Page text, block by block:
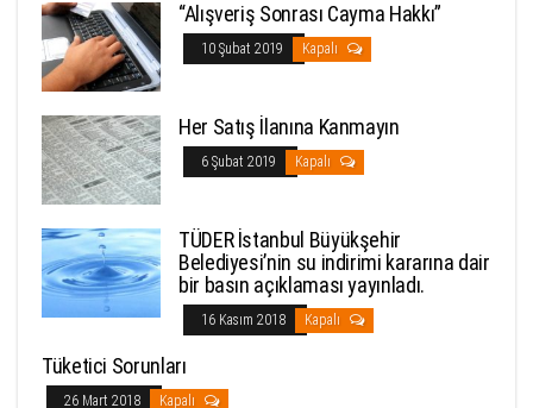
“Alışveriş Sonrası Cayma Hakkı”
10 Şubat 2019 Kapalı
Her Satış İlanına Kanmayın
6 Şubat 2019 Kapalı
TÜDER İstanbul Büyükşehir
Belediyesi’nin su indirimi kararına dair
bir basın açıklaması yayınladı.
16 Kasım 2018 Kapalı
Tüketici Sorunları
26 Mart 2018 Kapalı